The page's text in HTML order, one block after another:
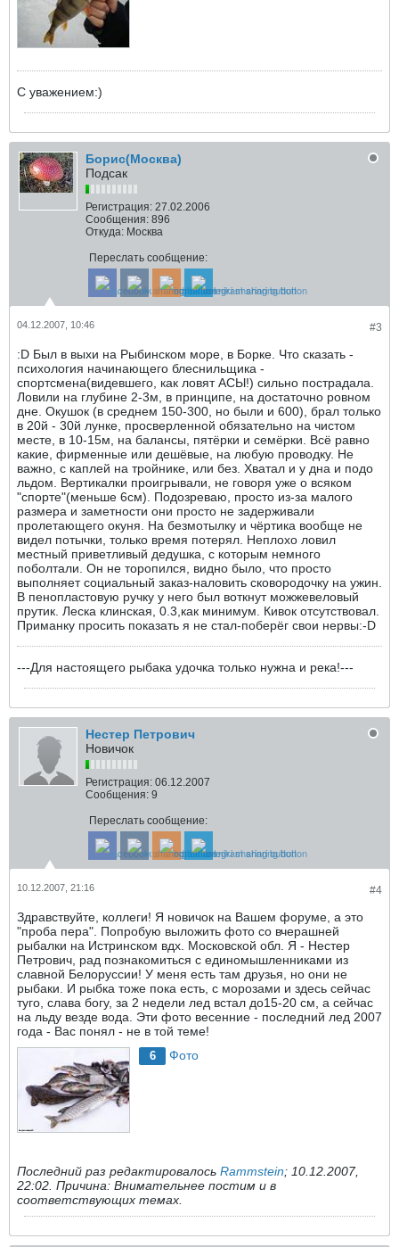
C уважением:)
Борис(Москва)
Подсак
Регистрация: 27.02.2006
Сообщения: 896
Откуда: Москва
Переслать сообщение:
#3
04.12.2007, 10:46
:D Был в выхи на Рыбинском море, в Борке. Что сказать -
психология начинающего блеснильщика -
спортсмена(видевшего, как ловят АСЫ!) сильно пострадала.
Ловили на глубине 2-3м, в принципе, на достаточно ровном
дне. Окушок (в среднем 150-300, но были и 600), брал только
в 20й - 30й лунке, просверленной обязательно на чистом
месте, в 10-15м, на балансы, пятёрки и семёрки. Всё равно
какие, фирменные или дешёвые, на любую проводку. Не
важно, с каплей на тройнике, или без. Хватал и у дна и подо
льдом. Вертикалки проигрывали, не говоря уже о всяком
"спорте"(меньше 6см). Подозреваю, просто из-за малого
размера и заметности они просто не задерживали
пролетающего окуня. На безмотылку и чёртика вообще не
видел потычки, только время потерял. Неплохо ловил
местный приветливый дедушка, с которым немного
поболтали. Он не торопился, видно было, что просто
выполняет социальный заказ-наловить сковородочку на ужин.
В пенопластовую ручку у него был воткнут можжевеловый
прутик. Леска клинская, 0.3,как минимум. Кивок отсутствовал.
Приманку просить показать я не стал-поберёг свои нервы:-D
---Для настоящего рыбака удочка только нужна и река!---
Нестер Петрович
Новичок
Регистрация: 06.12.2007
Сообщения: 9
Переслать сообщение:
#4
10.12.2007, 21:16
Здравствуйте, коллеги! Я новичок на Вашем форуме, а это
"проба пера". Попробую выложить фото со вчерашней
рыбалки на Истринском вдх. Московской обл. Я - Нестер
Петрович, рад познакомиться с единомышленниками из
славной Белоруссии! У меня есть там друзья, но они не
рыбаки. И рыбка тоже пока есть, с морозами и здесь сейчас
туго, слава богу, за 2 недели лед встал до15-20 см, а сейчас
на льду везде вода. Эти фото весенние - последний лед 2007
года - Вас понял - не в той теме!
6 Фото
Последний раз редактировалось Rammstein; 10.12.2007,
22:02 Причина: Внимательнее постим и в
соответствующих темах.